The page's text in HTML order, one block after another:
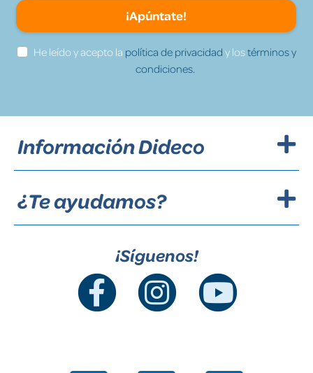
¡Apúntate!
He leído y acepto la política de privacidad y lostérminos y
condiciones.
Información Dideco
¿Te ayudamos?
¡Síguenos!